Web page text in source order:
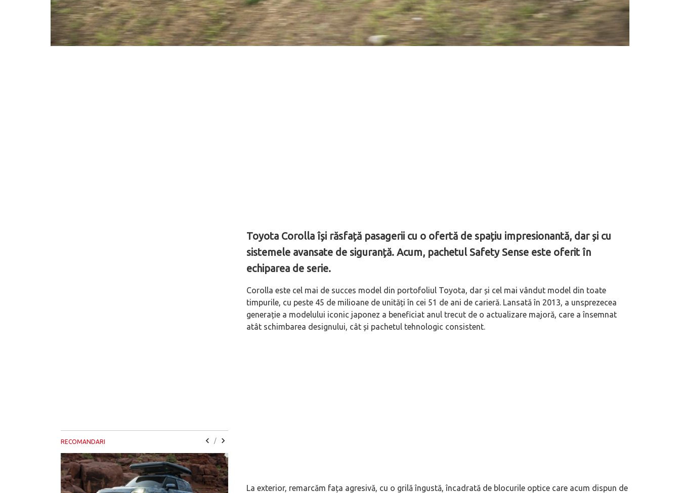
Toyota Corolla își răsfață pasagerii cu o ofertă de spațiu impresionantă, dar și cu
sistemele avansate de siguranță. Acum, pachetul Safety Sense este oferit în
echiparea de serie.
Corolla este cel mai de succes model din portofoliul Toyota, dar și cel mai vândut model din toate
timpurile, cu peste 45 de milioane de unități în cei 51 de ani de carieră. Lansată în 2013, a unsprezecea
generație a modelului iconic japonez a beneficiat anul trecut de o actualizare majoră, care a însemnat
atât schimbarea designului, cât și pachetul tehnologic consistent.
La exterior, remarcăm fața agresivă, cu o grilă îngustă, încadrată de blocurile optice care acum dispun de
RECOMANDARI /